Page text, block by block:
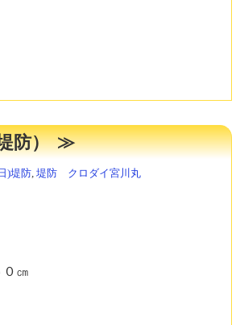
防）
)堤防, 堤防 クロダイ宮川丸
０㎝